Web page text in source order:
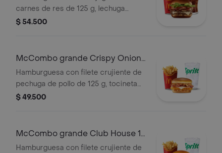
carnes de res de 125 g, lechuga
fresca, tomate, cebolla grillada,
suave tipo Brioche. Acompañada de
papas fritas grandes y bebida grande
a elección.
$ 54.500
McCombo grande Crispy Onion
Barbecue 1 Pechuga
Hamburguesa con filete crujiente de
pechuga de pollo de 125 g, tocineta
ahumada, queso blanco cremoso,
Acompañada de papas fritas grandes
y bebida grande a elección.
$ 49.500
McCombo grande Club House 1
Pechuga
Hamburguesa con filete crujiente de